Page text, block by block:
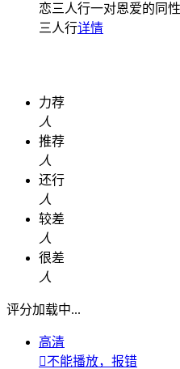
恋三人行一对恩爱的同
三人行详情
力荐
人
推荐
人
还行
人
较差
人
很差
人
评分加载中...
高清
不能播放，报错